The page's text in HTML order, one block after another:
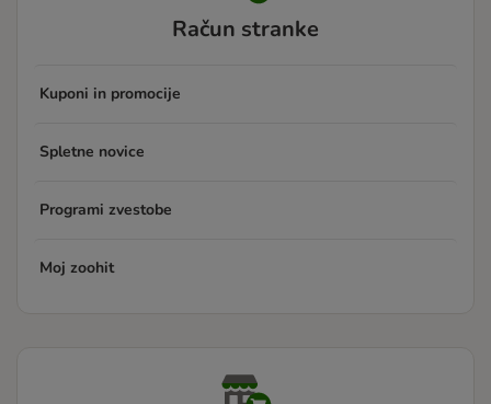
Račun stranke
Kuponi in promocije
Spletne novice
Programi zvestobe
Moj zoohit